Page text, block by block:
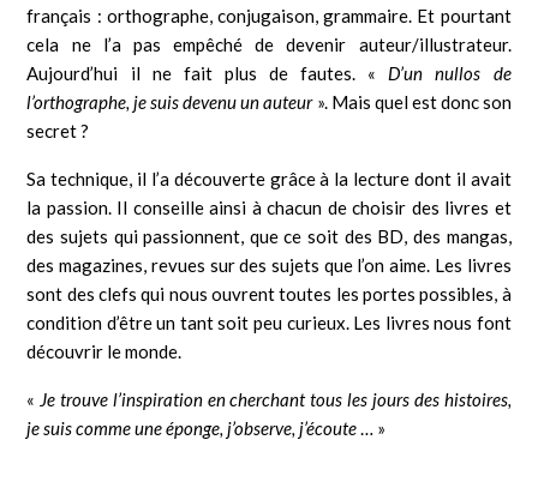
français : orthographe, conjugaison, grammaire. Et pourtant
cela ne l’a pas empêché de devenir auteur/illustrateur.
Aujourd’hui il ne fait plus de fautes. « D’un nullos de
l’orthographe, je suis devenu un auteur». Mais quel est donc son
secret ?
Sa technique, il l’a découverte grâce à la lecture dont il avait
la passion. Il conseille ainsi à chacun de choisir des livres et
des sujets qui passionnent, que ce soit des BD, des mangas,
des magazines, revues sur des sujets que l’on aime. Les livres
sont des clefs qui nous ouvrent toutes les portes possibles, à
condition d’être un tant soit peu curieux. Les livres nous font
découvrir le monde.
« Je trouve l’inspiration en cherchant tous les jours des histoires,
je suis comme une éponge, j’observe, j’écoute… »